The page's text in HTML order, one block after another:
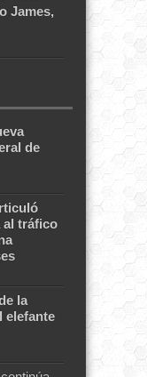
James,
de
al tráfico
la
elefante